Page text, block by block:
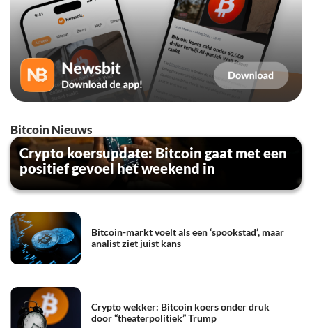
Bitcoin Nieuws
Crypto koersupdate: Bitcoin gaat met een
positief gevoel het weekend in
Bitcoin-markt voelt als een ‘spookstad’, maar
analist ziet juist kans
Crypto wekker: Bitcoin koers onder druk
door “theaterpolitiek” Trump